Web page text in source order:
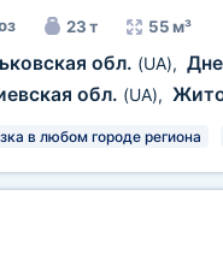
23 т 55 м³
обл. (UA),
обл. (UA),
в любом городе региона